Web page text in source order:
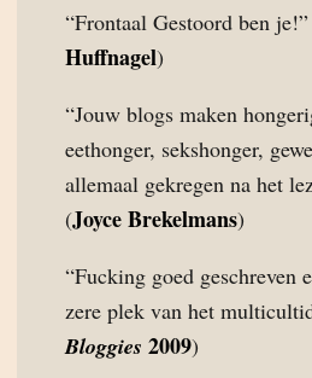
“Frontaal Gestoord ben
Huffnagel)
“Jouw blogs maken
eethonger, sekshonger,
allemaal gekregen na het
(Joyce Brekelmans)
“Fucking goed geschreven
zere plek van het
Bloggies 2009)